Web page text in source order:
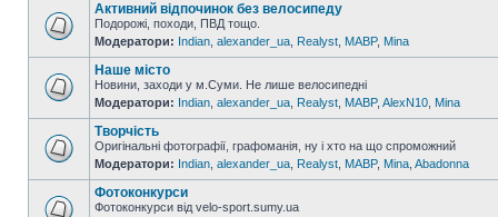
Активний відпочинок без велосипеду
Подорожі, походи, ПВД тощо.
Модератори: Indian alexander_ua Realyst MABP, Mina
Наше місто
Новини, заходи у м.Суми. Не лише велосипедні
Модератори: Indian alexander_ua Realyst MABP, AlexN10 Mina
Творчість
Оригінальні фотографії, графоманія, ну і хто на що спроможний
Модератори: Indian alexander_ua Realyst MABP, Mina Abadonna
Фотоконкурси
Фотоконкурси від velo-sport.sumy.ua